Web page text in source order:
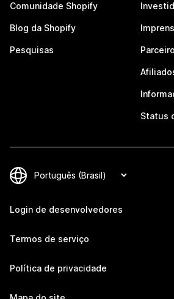
Comunidade Shopify
Blog da Shopify
Pesquisas
Status
Login de desenvolvedores
Termos de serviço
Política de privacidade